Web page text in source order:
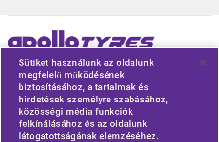
HASZNOS HIVATKOZÁSOK
JÁRMŰTÍPUS
IRÁNYELV
Sütiket használunk az oldalunk
megfelelő működésének
biztosításához, a tartalmak és
hirdetések személyre szabásához,
közösségi média funkciók
felkínálásához és az oldalunk
látogatottságának elemzéséhez.